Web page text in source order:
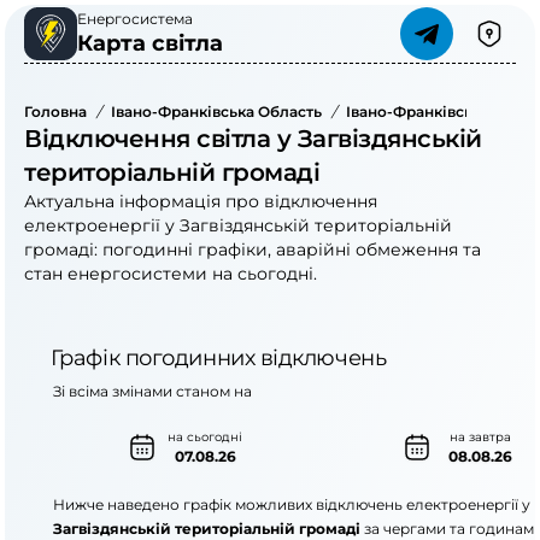
Енергосистема
Карта світла
Головна / Івано-Франківська Область / Івано-Франківський
Відключення світла у Загвіздянській
територіальній громаді
Актуальна інформація про відключення
електроенергії у Загвіздянській територіальній
громаді: погодинні графіки, аварійні обмеження та
стан енергосистеми на сьогодні.
Графік погодинних відключень
на сьогодні
07.08.26
на завтра
08.08.26
Зі всіма змінами станом на
Нижче наведено графік можливих відключень електроенергії у
Загвіздянській територіальній громаді за чергами та